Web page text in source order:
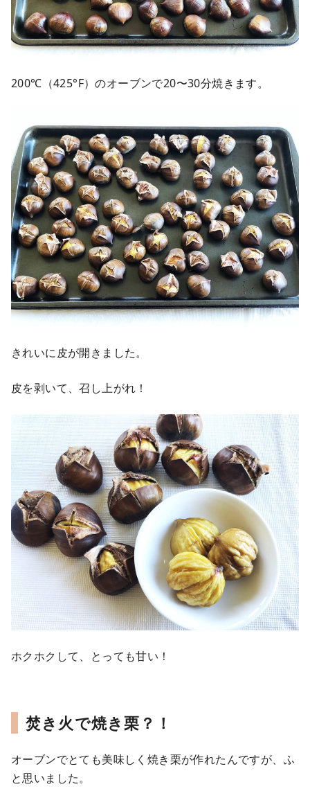
200℃（425°F）のオーブンで20〜30分焼きます。
きれいに皮が開きました。
皮を剥いて、召し上がれ！
ホクホクして、とっても甘い！
焚き火で焼き栗？！
オーブンでとても美味しく焼き栗が作れたんですが、ふ
と思いました。